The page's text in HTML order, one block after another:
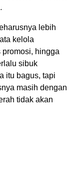
lebih
kelola
hingga
sibuk
itu bagus, tapi
masih dengan
tidak akan